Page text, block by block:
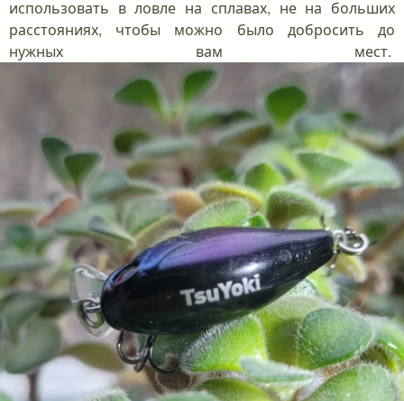
использовать в ловле на сплавах, не на больших
расстояниях, чтобы можно было добросить до
нужных вам мест.